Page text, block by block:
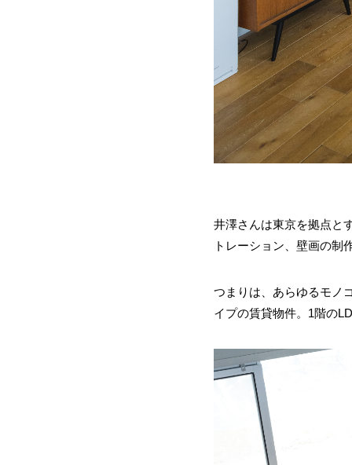
井澤さんは東京を拠点と
トレーション、壁画の制
つまりは、あらゆるモノ
イプの賃貸物件。1階の